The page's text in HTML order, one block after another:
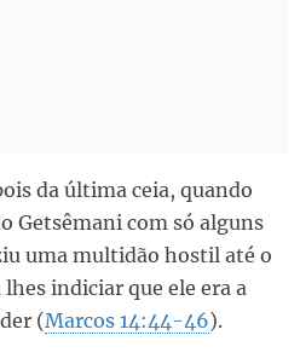
da última ceia, quando
Getsêmani com só alguns
uma multidão hostil até o
indiciar que ele era a
(Marcos 14:44-46).